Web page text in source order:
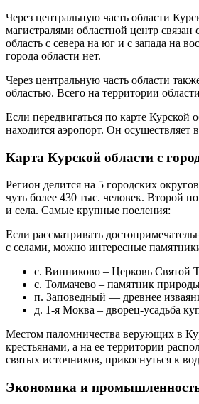
Через центральную часть области
магистралями областной центр
область с севера на юг и с запада на
города области нет.
Через центральную часть области
областью. Всего на территории
Если передвигаться по карте Курской
находится аэропорт. Он осуществляет
Карта Курской области с
Регион делится на 5 городских
чуть более 430 тыс. человек. Второй
и села. Самые крупные поеления:
Если рассматривать
с селами, можно интересные
с. Винниково – Церковь Святой
с. Толмачево – памятник
п. Заповедный — древнее
д. 1-я Моква – дворец-усадьба
Местом паломничества верующих в
крестьянами, а на ее территории
святых источников, прикоснуться к
Экономика и